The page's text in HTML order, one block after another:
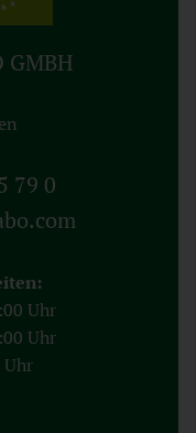
GMBH
79 0
Uhr
Uhr
Uhr